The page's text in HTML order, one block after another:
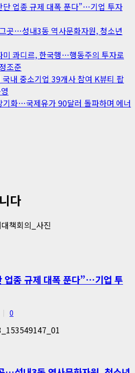
단 업종 규제 대폭 푼다”…기업 투자
곳…성내3동 역사문화자원, 청소년
미 콰디르, 한국행…행동주의 투자로
조준
내 중소기업 39개사 참여 K뷰티 팝
기화…국제유가 90달러 돌파하며 에너
다
업종 규제 대폭 푼다”…기업 투
0